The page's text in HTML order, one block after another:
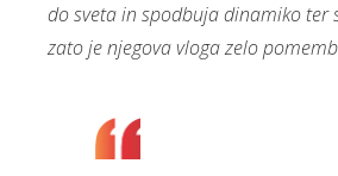
do sveta in spodbuja dinamiko ter
zato je njegova vloga zelo